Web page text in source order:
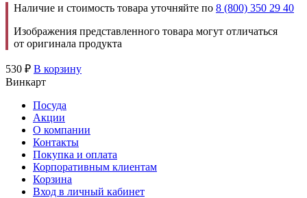
Наличие и стоимость товара уточняйте по 8 (800) 350 29 40
Изображения представленного товара могут отличаться
от оригинала продукта
530 ₽ В корзину
Винкарт
Посуда
Акции
О компании
Контакты
Покупка и оплата
Корпоративным клиентам
Корзина
Вход в личный кабинет